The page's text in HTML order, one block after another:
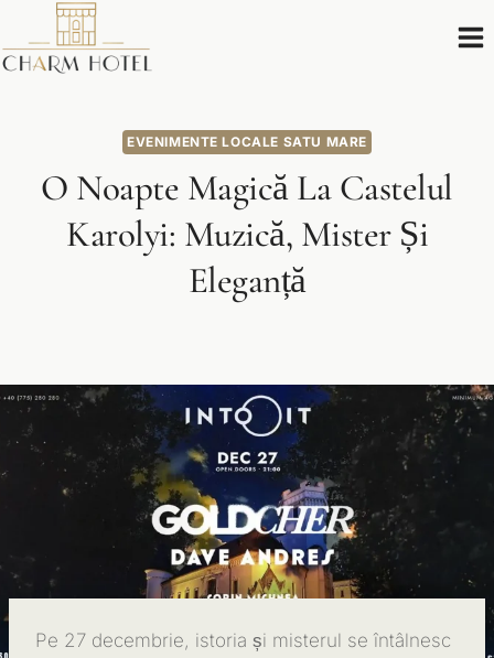
to
content
EVENIMENTE LOCALE SATU MARE
O Noapte Magică La Castelul
Karolyi: Muzică, Mister Și
Eleganță
Pe 27 decembrie, istoria și misterul se întâlnesc